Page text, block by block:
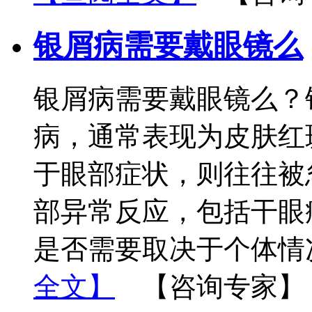
银屑病需要戴眼镜么
银屑病需要戴眼镜么
病，通常表现为皮肤
于眼部症状，则往往
部异常反应，包括干
是否需要取决于个体
全文】
【咨询专家】